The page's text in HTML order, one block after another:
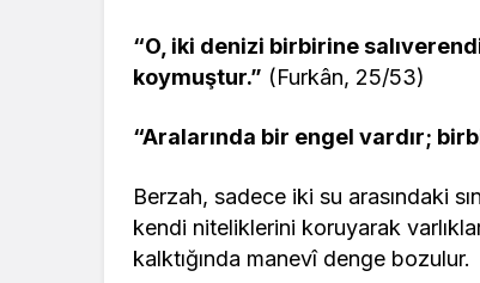
“O, iki denizi birbirine
koymuştur.” (Furkân, 25/53)
“Aralarında bir engel vardır;
Berzah, sadece iki su arasındaki
kendi niteliklerini koruyarak
kalktığında manevî denge bozulur.